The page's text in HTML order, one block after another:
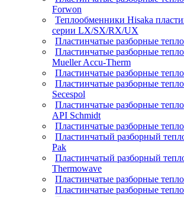
Forwon
Теплообменники Hisaka
серии LX/SX/RX/UX
Пластинчатые разборные
Пластинчатые разборные
Mueller Accu-Therm
Пластинчатые разборные
Пластинчатые разборные
Secespol
Пластинчатые разборные
API Schmidt
Пластинчатые разборные
Пластинчатый разборный
Pak
Пластинчатый разборный
Thermowave
Пластинчатые разборные
Пластинчатые разборные